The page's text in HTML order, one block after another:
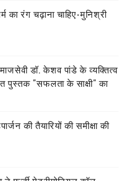
का रंग चढ़ाना चाहिए-मुनिश्री
डॉ. केशव पांडे के व्यक्तित्व
पुस्तक "सफलता के साक्षी" का
की तैयारियों की समीक्षा की